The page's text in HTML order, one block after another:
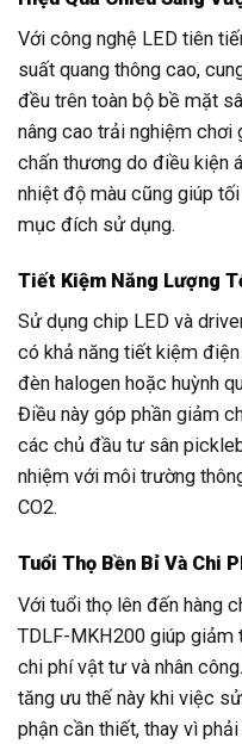
Với công nghệ LED tiên
suất quang thông cao,
đều trên toàn bộ bề mặt
nâng cao trải nghiệm chơi
chấn thương do điều kiện
nhiệt độ màu cũng giúp
mục đích sử dụng.
Tiết Kiệm Năng Lượng
Sử dụng chip LED và
có khả năng tiết kiệm
đèn halogen hoặc huỳnh
Điều này góp phần giảm
các chủ đầu tư sân
nhiệm với môi trường
CO2.
Tuổi Thọ Bền Bỉ Và Chi
Với tuổi thọ lên đến hàng
TDLF-MKH200 giúp giảm
chi phí vật tư và nhân
tăng ưu thế này khi việc
phận cần thiết, thay vì